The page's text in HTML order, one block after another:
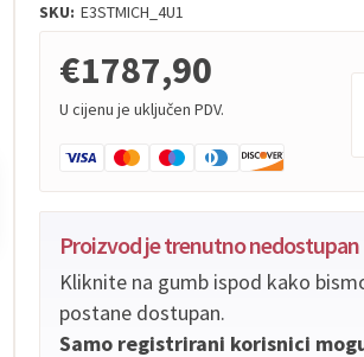
SKU: E3STMICH_4U1
€1787,90
U cijenu je uključen PDV.
Proizvod je trenutno nedostupan
Kliknite na gumb ispod kako
postane dostupan.
Samo registrirani korisnici